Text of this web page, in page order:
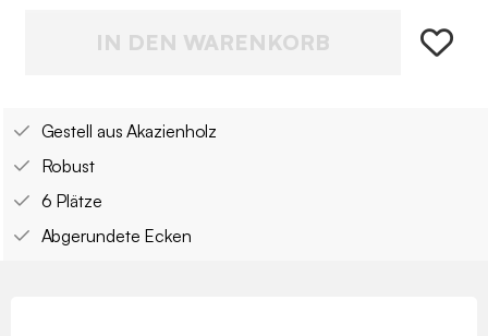
IN DEN WARENKORB
Gestell aus Akazienholz
Robust
6 Plätze
Abgerundete Ecken